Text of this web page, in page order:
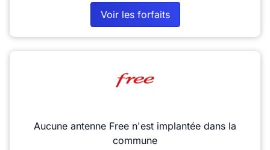
Voir les forfaits
Aucune antenne Free n'est implantée dans la
commune